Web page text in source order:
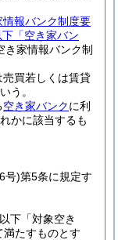
報バンク制度要
「空き家バン
き家情報バンク制
買若しくは賃貸
う。
空き家バンクに利
かに該当するも
号)第5条に規定す
下「対象空き
満たすものとす